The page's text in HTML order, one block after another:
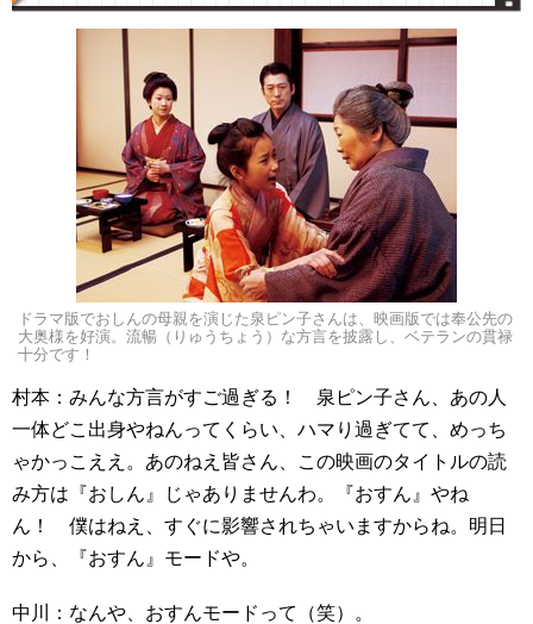
ドラマ版でおしんの母親を演じた泉ピン子さんは、映画版では奉公先の
大奥様を好演。流暢（りゅうちょう）な方言を披露し、ベテランの貫禄
十分です！
村本：みんな方言がすご過ぎる！ 泉ピン子さん、あの人
一体どこ出身やねんってくらい、ハマり過ぎてて、めっち
ゃかっこええ。あのねえ皆さん、この映画のタイトルの読
み方は『おしん』じゃありませんわ。『おすん』やね
ん！ 僕はねえ、すぐに影響されちゃいますからね。明日
から、『おすん』モードや。
中川：なんや、おすんモードって（笑）。